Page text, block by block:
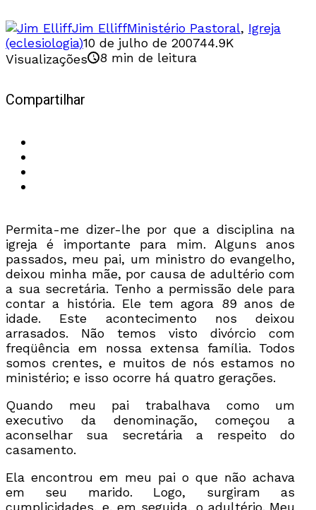
Jim ElliffMinistério Pastoral, Igreja
(eclesiologia)10 de julho de 200744.9K
Visualizações
8 min de leitura
Compartilhar
Permita-me dizer-lhe por que a disciplina na
igreja é importante para mim. Alguns anos
passados, meu pai, um ministro do evangelho,
deixou minha mãe, por causa de adultério com
a sua secretária. Tenho a permissão dele para
contar a história. Ele tem agora 89 anos de
idade. Este acontecimento nos deixou
arrasados. Não temos visto divórcio com
freqüência em nossa extensa família. Todos
somos crentes, e muitos de nós estamos no
ministério; e isso ocorre há quatro gerações.
Quando meu pai trabalhava como um
executivo da denominação, começou a
aconselhar sua secretária a respeito do
casamento.
Ela encontrou em meu pai o que não achava
em seu marido. Logo, surgiram as
cumplicidades, e, em seguida, o adultério. Meu